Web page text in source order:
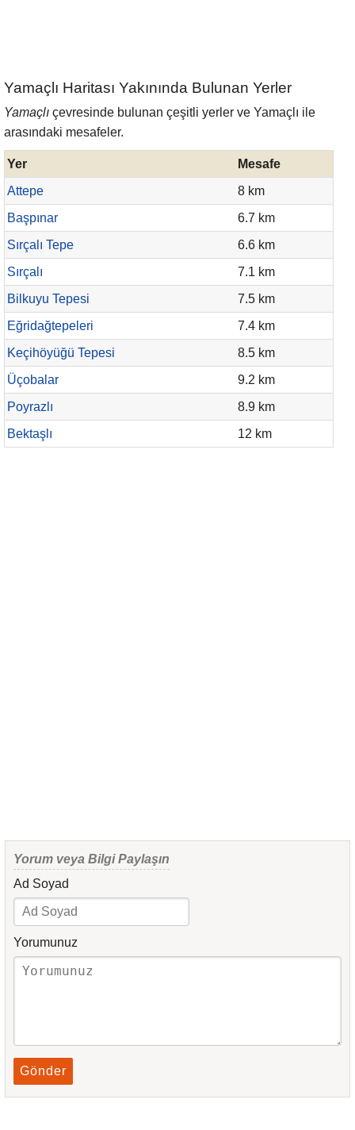
Yamaçlı Haritası Yakınında Bulunan Yerler
Yamaçlı çevresinde bulunan çeşitli yerler ve Yamaçlı ile
arasındaki mesafeler.
Yer
Mesafe
Attepe
8 km
Başpınar
6.7 km
Sırçalı Tepe
6.6 km
Sırçalı
7.1 km
Bilkuyu Tepesi
7.5 km
Eğridağtepeleri
7.4 km
Keçihöyüğü Tepesi
8.5 km
Üçobalar
9.2 km
Poyrazlı
8.9 km
Bektaşlı
12 km
Yorum veya Bilgi Paylaşın
Ad Soyad
Yorumunuz
Gönder